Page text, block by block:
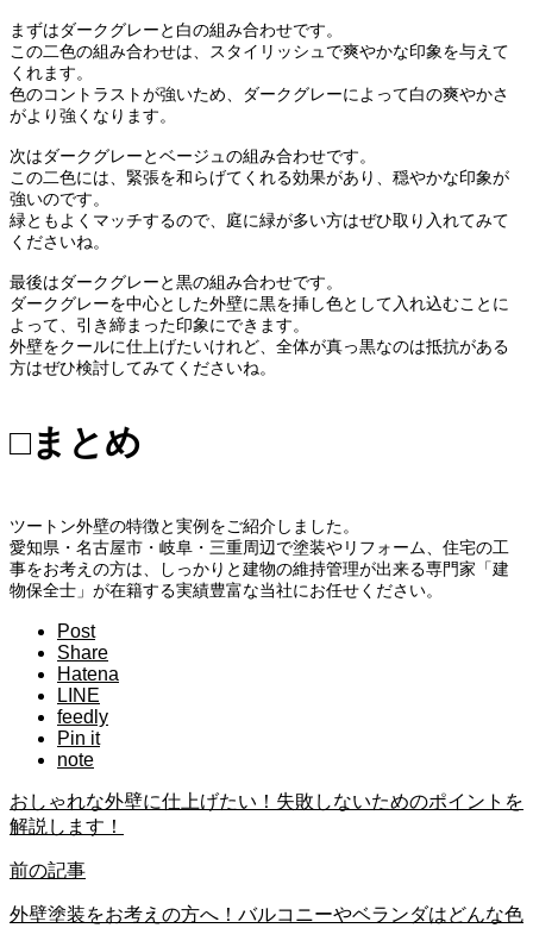
まずはダークグレーと白の組み合わせです。
この二色の組み合わせは、スタイリッシュで爽やかな印象を与えて
くれます。
色のコントラストが強いため、ダークグレーによって白の爽やかさ
がより強くなります。
次はダークグレーとベージュの組み合わせです。
この二色には、緊張を和らげてくれる効果があり、穏やかな印象が
強いのです。
緑ともよくマッチするので、庭に緑が多い方はぜひ取り入れてみて
くださいね。
最後はダークグレーと黒の組み合わせです。
ダークグレーを中心とした外壁に黒を挿し色として入れ込むことに
よって、引き締まった印象にできます。
外壁をクールに仕上げたいけれど、全体が真っ黒なのは抵抗がある
方はぜひ検討してみてくださいね。
□まとめ
ツートン外壁の特徴と実例をご紹介しました。
愛知県・名古屋市・岐阜・三重周辺で塗装やリフォーム、住宅の工
事をお考えの方は、しっかりと建物の維持管理が出来る専門家「建
物保全士」が在籍する実績豊富な当社にお任せください。
Post
Share
Hatena
LINE
feedly
Pin it
note
おしゃれな外壁に仕上げたい！失敗しないためのポイントを
解説します！
前の記事
外壁塗装をお考えの方へ！バルコニーやベランダはどんな色